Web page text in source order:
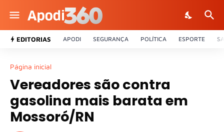
EDITORIAS APODI SEGURANÇA POLÍTICA ESPORTE
Página inicial
Vereadores são contra
gasolina mais barata em
Mossoró/RN